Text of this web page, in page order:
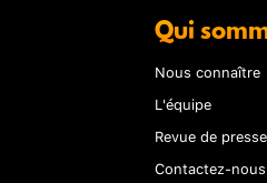
Qui
Nous connaître
L'équipe
Revue de presse
Contactez-nous